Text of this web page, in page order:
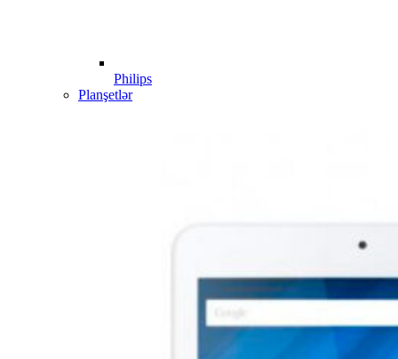
Philips
Planşetlər